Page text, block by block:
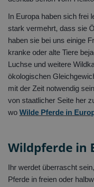
In Europa haben sich frei
stark vermehrt, dass sie
haben sie bei uns einige
kranke oder alte Tiere
Luchse und weitere
ökologischen
mit der Zeit notwendig
von staatlicher Seite her
wo Wilde Pferde in
Wildpferde in
Ihr werdet überrascht
Pferde in freien oder